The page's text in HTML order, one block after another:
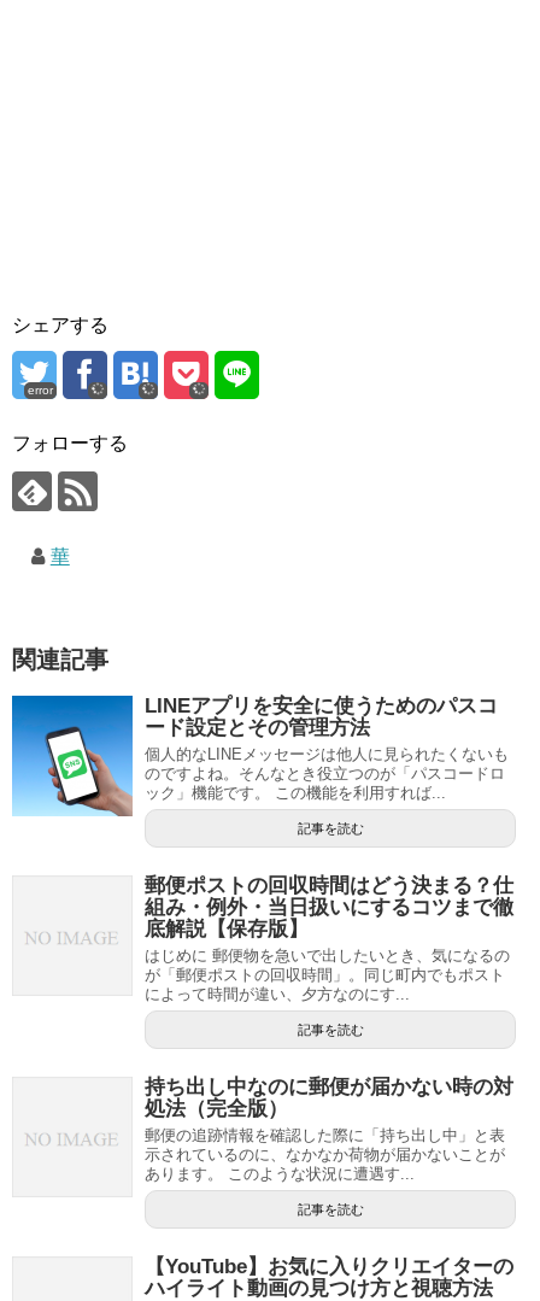
シェアする
error
フォローする
華
関連記事
LINEアプリを安全に使うためのパスコ
ード設定とその管理方法
個人的なLINEメッセージは他人に見られたくないも
のですよね。そんなとき役立つのが「パスコードロ
ック」機能です。 この機能を利用すれば...
記事を読む
郵便ポストの回収時間はどう決まる？仕
組み・例外・当日扱いにするコツまで徹
底解説【保存版】
はじめに 郵便物を急いで出したいとき、気になるの
が「郵便ポストの回収時間」。同じ町内でもポスト
によって時間が違い、夕方なのにす...
記事を読む
持ち出し中なのに郵便が届かない時の対
処法（完全版）
郵便の追跡情報を確認した際に「持ち出し中」と表
示されているのに、なかなか荷物が届かないことが
あります。 このような状況に遭遇す...
記事を読む
【YouTube】お気に入りクリエイターの
ハイライト動画の見つけ方と視聴方法